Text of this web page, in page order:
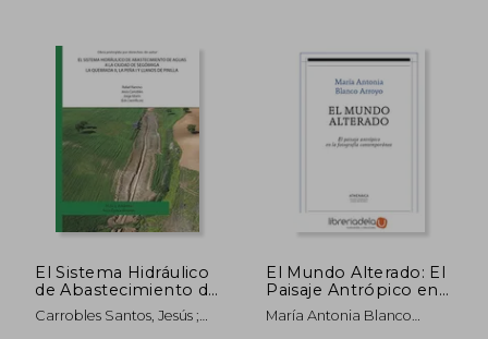
NT$ 1,474 NT$
El Sistema Hidráulico
de Abastecimiento de
Aguas a la Ciudad de
Segóbriga la
Carrobles Santos, Jesús ;
El Mundo Alterado: El
Paisaje Antrópico en
la Fotografía
Contemporánea (in
María Antonia Blanco